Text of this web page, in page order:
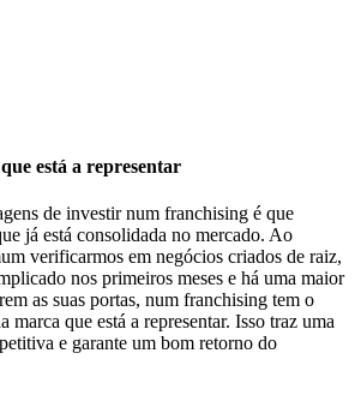
está a representar
de investir num franchising é que
já está consolidada no mercado. Ao
verificarmos em negócios criados de raiz,
nos primeiros meses e há uma maior
as suas portas, num franchising tem o
marca que está a representar. Isso traz uma
e garante um bom retorno do